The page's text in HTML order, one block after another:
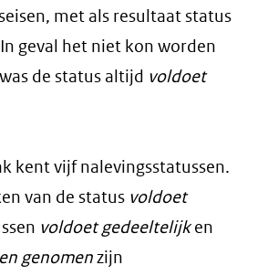
met als resultaat status
geval het niet kon worden
de status altijd voldoet
kent vijf nalevingsstatussen.
van de status voldoet
voldoet gedeeltelijken
genomenzijn